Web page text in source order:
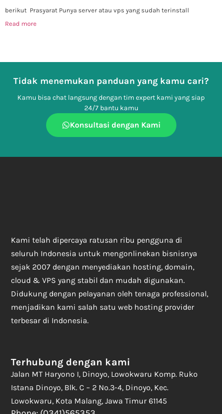
berikut Prasyarat Punya server atau vps yang sudah terinstall
Read more
Tidak menemukan panduan yang kamu cari?
Kamu bisa chat langsung dengan tim expert kami yang siap
24/7 bantu kamu
Konsultasi dengan Kami
Kami telah dipercaya ratusan ribu pengguna di
seluruh Indonesia untuk mengonlinekan bisnisnya
sejak 2007 dengan menyediakan hosting, domain,
cloud & VPS yang stabil dan mudah digunakan.
Didukung dengan pelayanan oleh tenaga professional,
menjadikan kami salah satu web hosting provider
terbesar di Indonesia.
Terhubung dengan kami
Jalan MT Haryono I, Dinoyo, Lowokwaru Komp. Ruko
Istana Dinoyo, Blk. C – 2 No.3-4, Dinoyo, Kec.
Lowokwaru, Kota Malang, Jawa Timur 61145